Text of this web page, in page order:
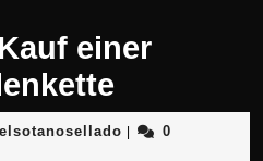
einer
elsotanosellado elsotanosellado
|
0